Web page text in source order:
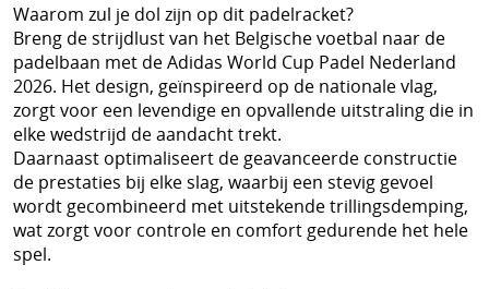
Waarom zul je dol zijn op dit padelracket?
Breng de strijdlust van het Belgische voetbal naar de
padelbaan met de Adidas World Cup Padel Nederland
2026. Het design, geïnspireerd op de nationale vlag,
zorgt voor een levendige en opvallende uitstraling die in
elke wedstrijd de aandacht trekt.
Daarnaast optimaliseert de geavanceerde constructie
de prestaties bij elke slag, waarbij een stevig gevoel
wordt gecombineerd met uitstekende trillingsdemping,
wat zorgt voor controle en comfort gedurende het hele
spel.